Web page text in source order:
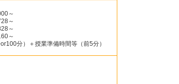
～
～
～
～
分）＋授業準備時間等（前5分）